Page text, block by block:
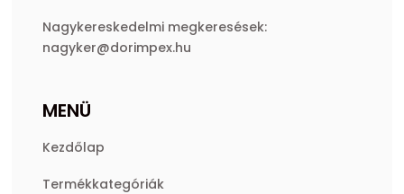
Nagykereskedelmi megkeresések:
nagyker@dorimpex.hu
MENÜ
Kezdőlap
Termékkategóriák